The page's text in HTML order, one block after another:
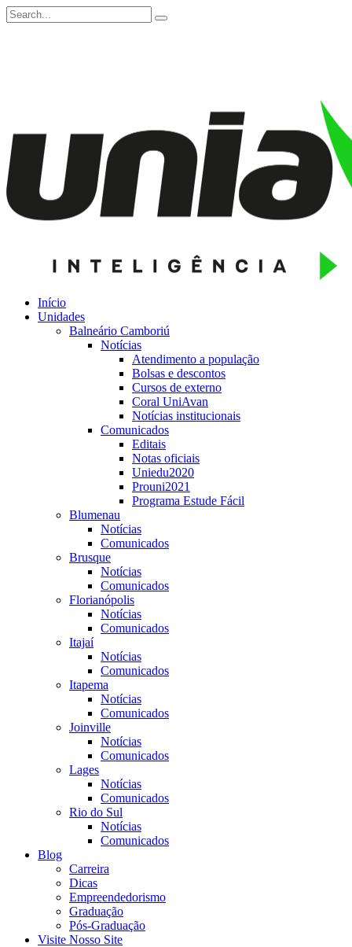
Início
Unidades
Balneário Camboriú
Notícias
Atendimento a população
Bolsas e descontos
Cursos de externo
Coral UniAvan
Notícias institucionais
Comunicados
Editais
Notas oficiais
Uniedu2020
Prouni2021
Programa Estude Fácil
Blumenau
Notícias
Comunicados
Brusque
Notícias
Comunicados
Florianópolis
Notícias
Comunicados
Itajaí
Notícias
Comunicados
Itapema
Notícias
Comunicados
Joinville
Notícias
Comunicados
Lages
Notícias
Comunicados
Rio do Sul
Notícias
Comunicados
Blog
Carreira
Dicas
Empreendedorismo
Graduação
Pós-Graduação
Visite Nosso Site